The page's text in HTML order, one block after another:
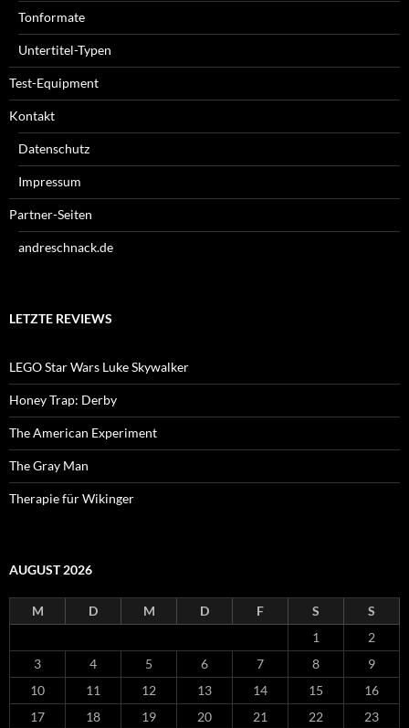
Tonformate
Untertitel-Typen
Test-Equipment
Kontakt
Datenschutz
Impressum
Partner-Seiten
andreschnack.de
LETZTE REVIEWS
LEGO Star Wars Luke Skywalker
Honey Trap: Derby
The American Experiment
The Gray Man
Therapie für Wikinger
AUGUST 2026
M D M D F S
S
1
2
3
4 5 6 7 8
9
10
11 12 13 14 15
16
17
18 19 20 21 22
23